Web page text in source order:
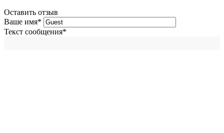
Оставить отзыв
Ваше имя*
Текст сообщения*